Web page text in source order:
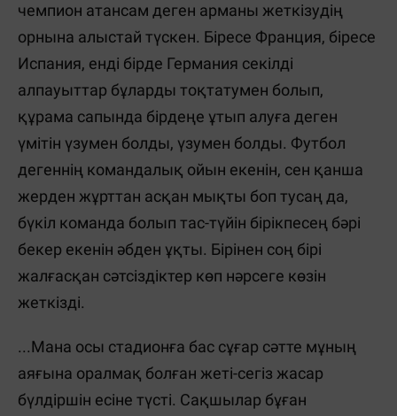
чемпион атансам деген арманы жеткізудің
орнына алыстай түскен. Біресе Франция, біресе
Испания, енді бірде Германия секілді
алпауыттар бұларды тоқтатумен болып,
құрама сапында бірдеңе ұтып алуға деген
үмітін үзумен болды, үзумен болды. Футбол
дегеннің командалық ойын екенін, сен қанша
жерден жұрттан асқан мықты боп тусаң да,
бүкіл команда болып тас-түйін бірікпесең бәрі
бекер екенін әбден ұқты. Бірінен соң бірі
жалғасқан сәтсіздіктер көп нәрсеге көзін
жеткізді.
...Мана осы стадионға бас сұғар сәтте мұның
аяғына оралмақ болған жеті-сегіз жасар
бүлдіршін есіне түсті. Сақшылар бұған